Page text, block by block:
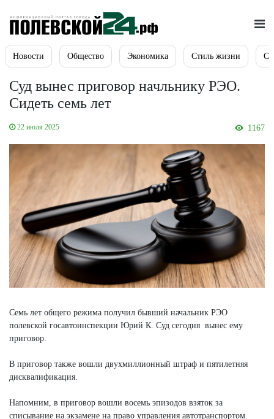
Новости Общество Экономика Стиль жизни
Суд вынес приговор начльнику РЭО.
Сидеть семь лет
22 июля 2025 1167
Семь лет общего режима получил бывший начальник РЭО
полевской госавтоинспекции Юрий К. Суд сегодня вынес ему
приговор.
В приговор также вошли двухмиллионный штраф и пятилетняя
дисквалификация.
Напомним, в приговор вошли восемь эпизодов взяток за
списывание на экзамене на право управления автотранспортом.